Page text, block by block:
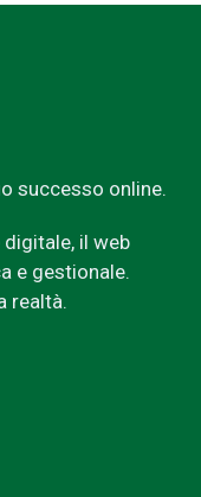
successo online.
il web
e gestionale.
realtà.